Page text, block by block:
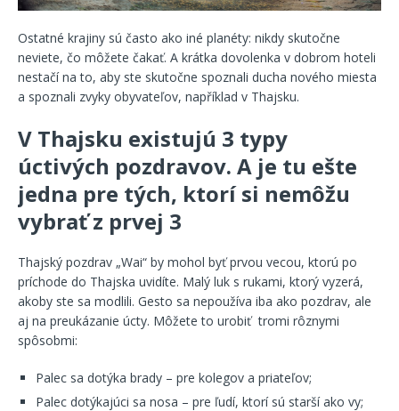
Ostatné krajiny sú často ako iné planéty: nikdy skutočne
neviete, čo môžete čakať. A krátka dovolenka v dobrom hoteli
nestačí na to, aby ste skutočne spoznali ducha nového miesta
a spoznali zvyky obyvateľov, například v Thajsku.
V Thajsku existujú 3 typy
úctivých pozdravov. A je tu ešte
jedna pre tých, ktorí si nemôžu
vybrať z prvej 3
Thajský pozdrav „Wai“ by mohol byť prvou vecou, ktorú po
príchode do Thajska uvidíte. Malý luk s rukami, ktorý vyzerá,
akoby ste sa modlili. Gesto sa nepoužíva iba ako pozdrav, ale
aj na preukázanie úcty. Môžete to urobiť tromi rôznymi
spôsobmi:
Palec sa dotýka brady – pre kolegov a priateľov;
Palec dotýkajúci sa nosa – pre ľudí, ktorí sú starší ako vy;